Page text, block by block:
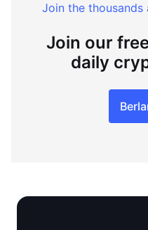
Join the
Join our
daily